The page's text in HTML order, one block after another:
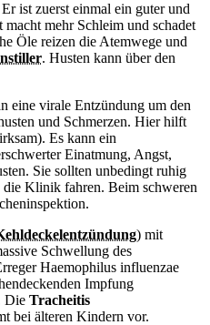
ist zuerst einmal ein guter und
mehr Schleim und schadet
Öle reizen die Atemwege und
. Husten kann über den
eine virale Entzündung um den
und Schmerzen. Hier hilft
Es kann ein
Einatmung, Angst,
Sie sollten unbedingt ruhig
Klinik fahren. Beim schweren
) mit
Schwellung des
Haemophilus influenzae
Impfung
Die Tracheitis
bei älteren Kindern vor.